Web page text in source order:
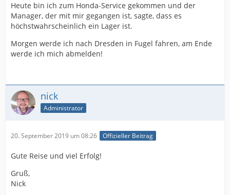
Heute bin ich zum Honda-Service gekommen und der
Manager, der mit mir gegangen ist, sagte, dass es
höchstwahrscheinlich ein Lager ist.
Morgen werde ich nach Dresden in Fugel fahren, am Ende
werde ich mich abmelden!
nick
Administrator
20. September 2019 um 08:26 Offizieller Beitrag
Gute Reise und viel Erfolg!
Gruß,
Nick